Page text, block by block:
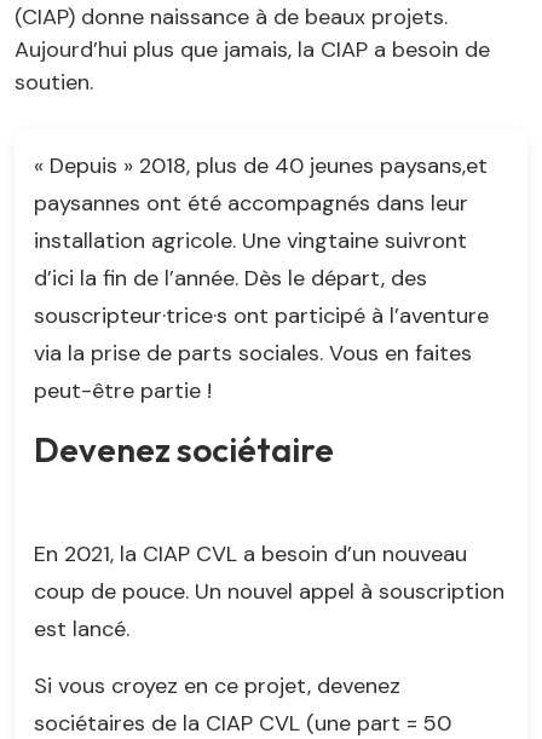
(CIAP) donne naissance à de beaux projets.
Aujourd’hui plus que jamais, la CIAP a besoin de
soutien.
« Depuis » 2018, plus de 40 jeunes paysans,et
paysannes ont été accompagnés dans leur
installation agricole. Une vingtaine suivront
d’ici la fin de l’année. Dès le départ, des
souscripteur·trice·s ont participé à l’aventure
via la prise de parts sociales. Vous en faites
peut-être partie !
Devenez sociétaire
En 2021, la CIAP CVL a besoin d’un nouveau
coup de pouce. Un nouvel appel à souscription
est lancé.
Si vous croyez en ce projet, devenez
sociétaires de la CIAP CVL (une part = 50